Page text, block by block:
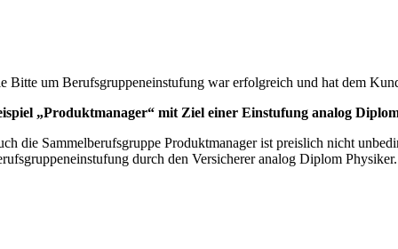
Bitte um Berufsgruppeneinstufung war erfolgreich und hat dem
„Produktmanager“ mit Ziel einer Einstufung analog
die Sammelberufsgruppe Produktmanager ist preislich nicht
durch den Versicherer analog Diplom Physiker.